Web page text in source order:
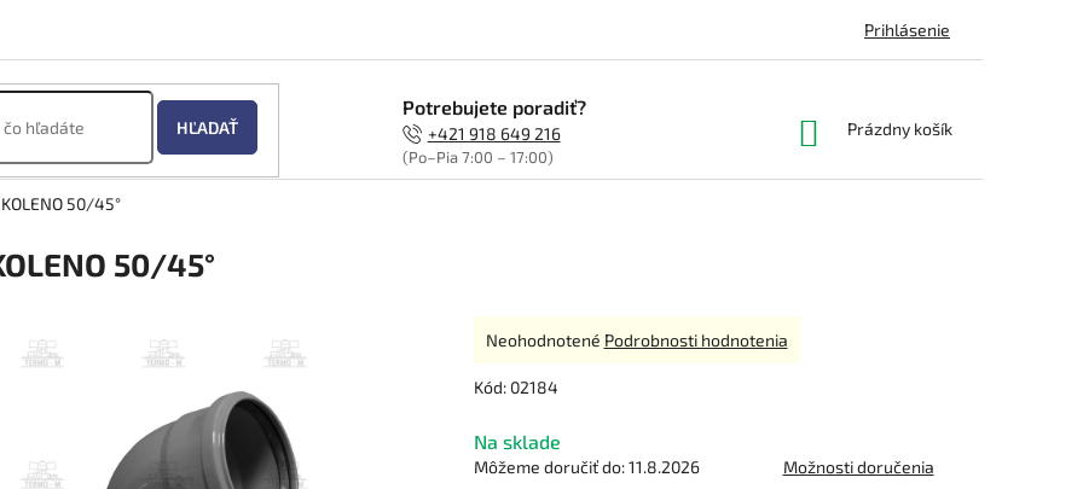
Prihlásenie
HĽADAŤ
Potrebujete poradiť?
+421 918 649 216
(Po–Pia 7:00 – 17:00)
NÁKUPNÝ
Prázdny košík
50/45°
50/45°
Kód: 02184
Na sklade
Môžeme doručiť do: 11.8.2026 Možnosti doručenia
Priemerné
produktu
0,0
z
5
Neohodnotené Podrobnosti hodnotenia